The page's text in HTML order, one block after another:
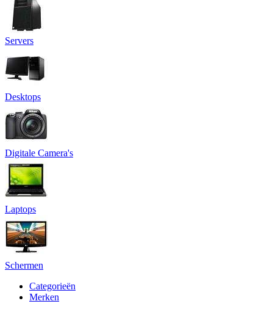
Servers
Desktops
Digitale Camera's
Laptops
Schermen
Categorieën
Merken